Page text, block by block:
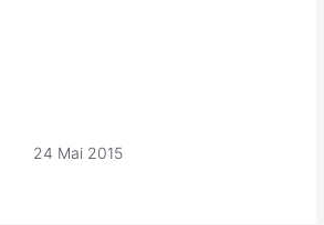
24 Mai 2015